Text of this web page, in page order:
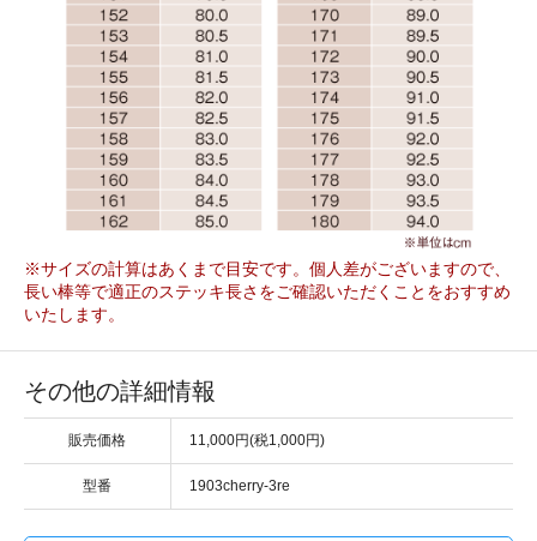
※サイズの計算はあくまで目安です。個人差がございますので、
長い棒等で適正のステッキ長さをご確認いただくことをおすすめ
いたします。
その他の詳細情報
販売価格 11,000円(税1,000円)
型番 1903cherry-3re